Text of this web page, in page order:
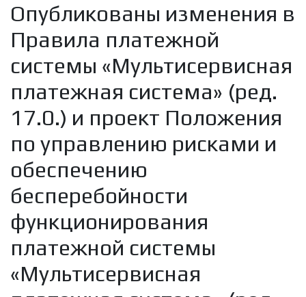
Опубликованы изменения в
Правила платежной
системы «Мультисервисная
платежная система» (ред.
17.0.) и проект Положения
по управлению рисками и
обеспечению
бесперебойности
функционирования
платежной системы
«Мультисервисная